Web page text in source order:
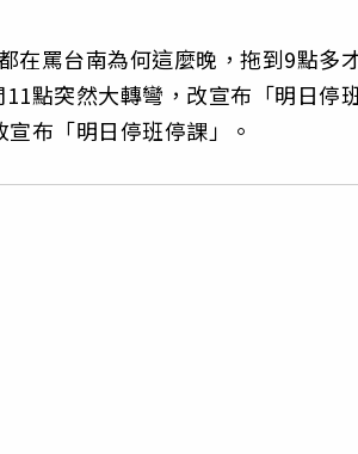
在罵台南為何這麼晚，拖到9點多
點突然大轉彎，改宣布「明日停
布「明日停班停課」。